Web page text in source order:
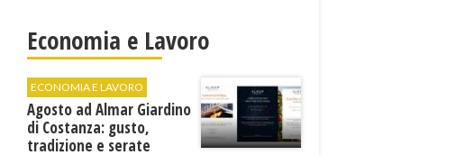
"Voci dal
Mediterraneo"
Economia e Lavoro
ECONOMIA E LAVORO
Agosto ad Almar Giardino
di Costanza: gusto,
tradizione e serate